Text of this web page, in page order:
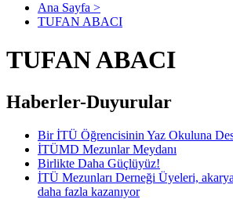
Ana Sayfa >
TUFAN ABACI
TUFAN ABACI
Haberler-Duyurular
Bir İTÜ Öğrencisinin Yaz Okuluna
İTÜMD Mezunlar Meydanı
Birlikte Daha Güçlüyüz!
İTÜ Mezunları Derneği Üyeleri,
daha fazla kazanıyor